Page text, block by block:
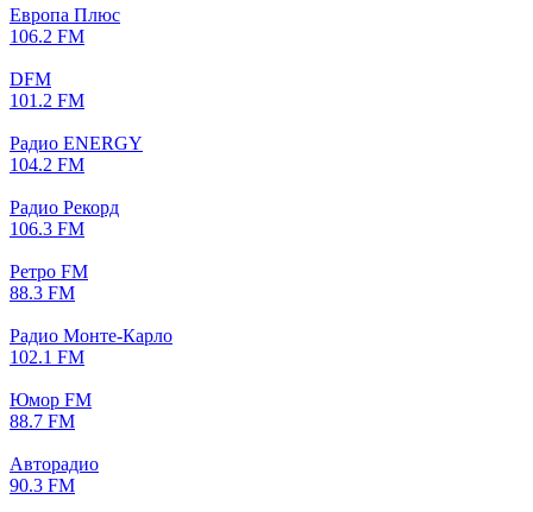
Европа Плюс
106.2 FM
DFM
101.2 FM
Радио ENERGY
104.2 FM
Радио Рекорд
106.3 FM
Ретро FM
88.3 FM
Радио Монте-Карло
102.1 FM
Юмор FM
88.7 FM
Авторадио
90.3 FM